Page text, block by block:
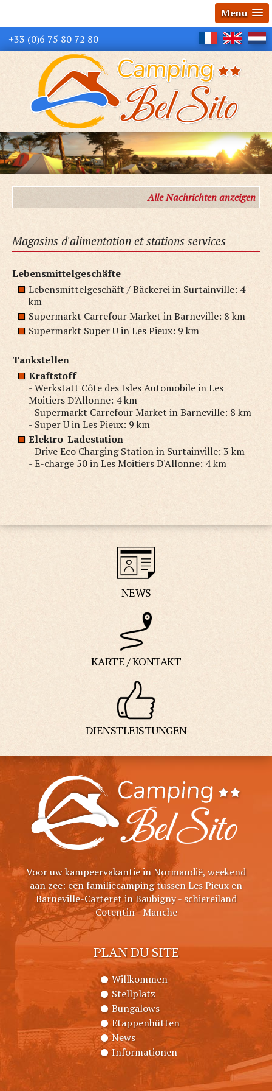
Menu
+33 (0)6 75 80 72 80
Alle Nachrichten anzeigen
Magasins d'alimentation et stations services
Lebensmittelgeschäfte
Lebensmittelgeschäft / Bäckerei in Surtainville: 4
km
Supermarkt Carrefour Market in Barneville: 8 km
Supermarkt Super U in Les Pieux: 9 km
Tankstellen
Kraftstoff
- Werkstatt Côte des Isles Automobile in Les
Moitiers D'Allonne: 4 km
- Supermarkt Carrefour Market in Barneville: 8 km
- Super U in Les Pieux: 9 km
Elektro-Ladestation
- Drive Eco Charging Station in Surtainville: 3 km
- E-charge 50 in Les Moitiers D'Allonne: 4 km
NEWS
KARTE / KONTAKT
DIENSTLEISTUNGEN
Voor uw kampeervakantie in Normandië, weekend
aan zee: een familiecamping tussen Les Pieux en
Barneville-Carteret in Baubigny - schiereiland
Cotentin - Manche
PLAN DU SITE
Willkommen
Stellplatz
Bungalows
Etappenhütten
News
Informationen